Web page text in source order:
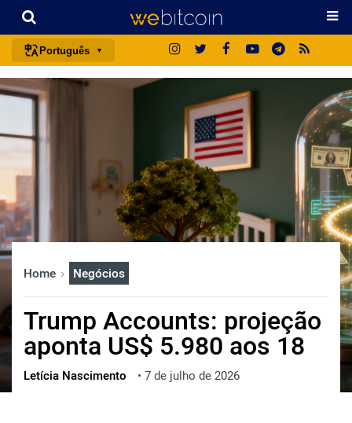
Português
português (BR)
русский
العربية
ไทย
ქართული
Home Negócios
Trump Accounts: projeção
aponta US$ 5.980 aos 18
Letícia Nascimento • 7 de julho de 2026